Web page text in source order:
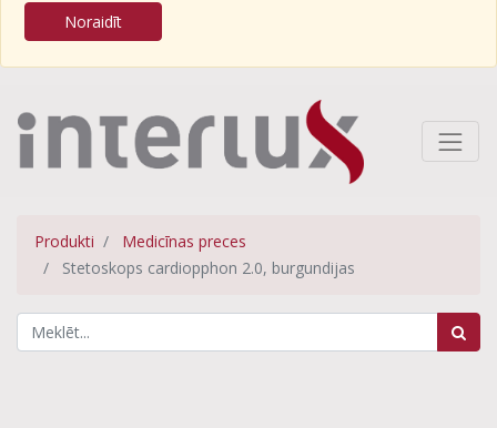
Noraidīt
Produkti
Medicīnas preces
Stetoskops cardiopphon 2.0, burgundijas